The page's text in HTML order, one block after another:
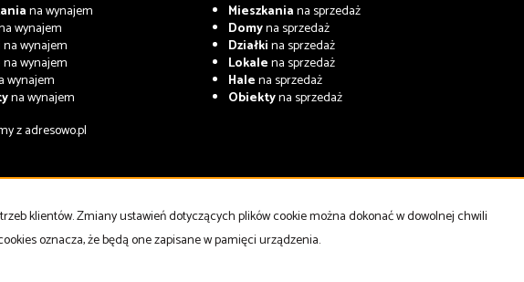
na wynajem
wynajem
na wynajem
na wynajem
wynajem
na wynajem
zadresowo.pl
Mieszkaniana sprzedaż
Domyna sprzedaż
Działkina sprzedaż
Lokalena sprzedaż
Halena sprzedaż
Obiektyna sprzedaż
klientów. Zmiany ustawień dotyczących plików cookie można dokonać w dowolnej chwili
oznacza, że będą one zapisane w pamięci urządzenia.